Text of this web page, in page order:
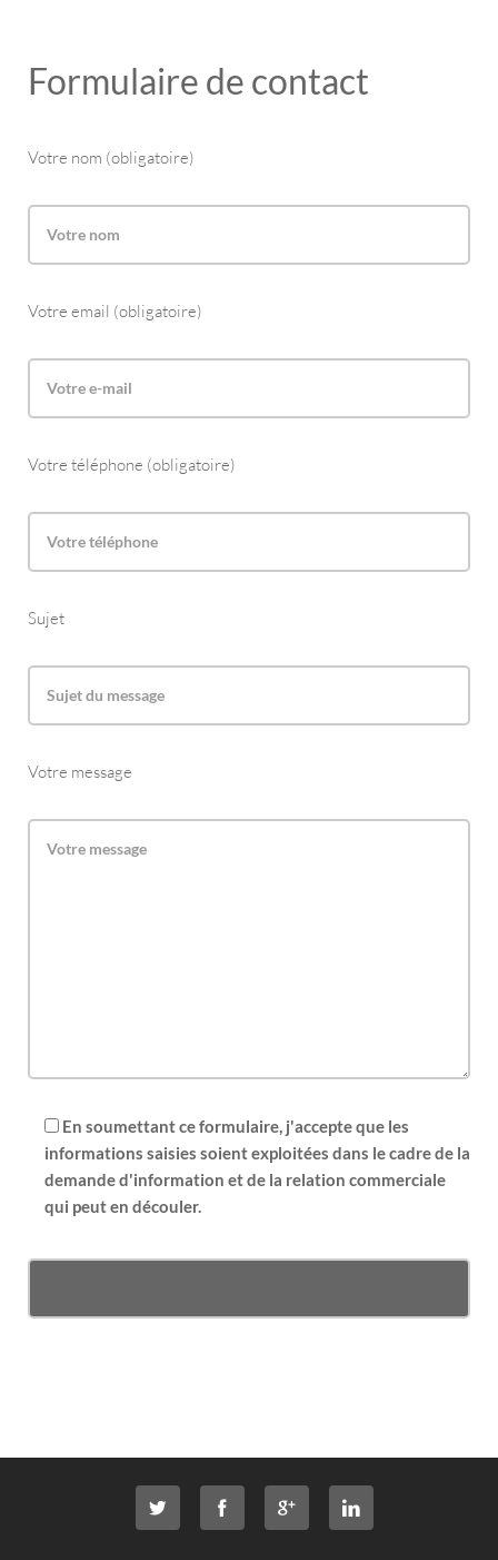
Formulaire de contact
Votre nom (obligatoire)
Votre email (obligatoire)
Votre téléphone (obligatoire)
Sujet
Votre message
En soumettant ce formulaire, j'accepte que les
informations saisies soient exploitées dans le cadre de la
demande d'information et de la relation commerciale
qui peut en découler.